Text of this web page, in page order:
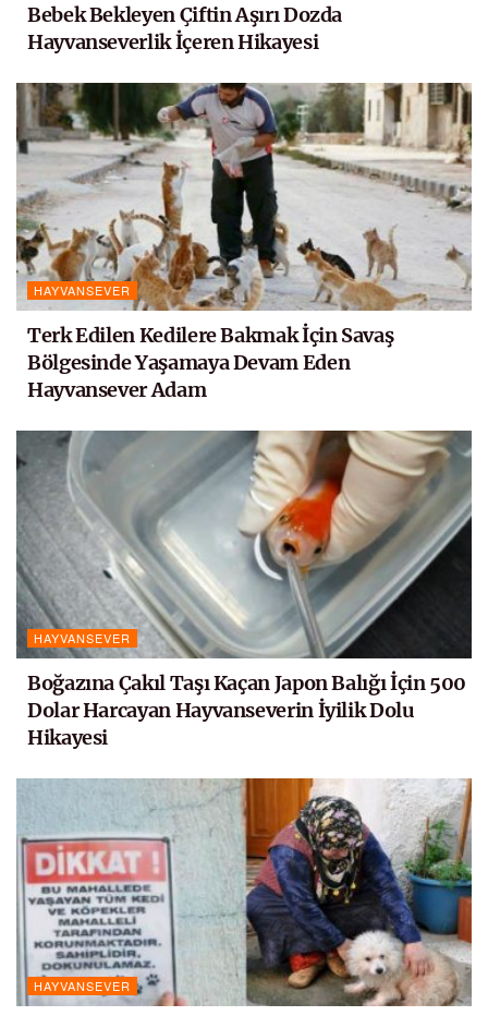
Bebek Bekleyen Çiftin Aşırı Dozda
Hayvanseverlik İçeren Hikayesi
HAYVANSEVER
Terk Edilen Kedilere Bakmak İçin Savaş
Bölgesinde Yaşamaya Devam Eden
Hayvansever Adam
HAYVANSEVER
Boğazına Çakıl Taşı Kaçan Japon Balığı İçin 500
Dolar Harcayan Hayvanseverin İyilik Dolu
Hikayesi
HAYVANSEVER